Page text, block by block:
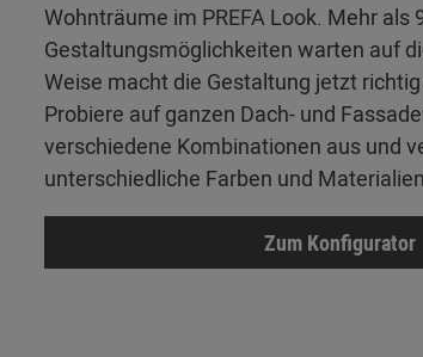
Wohnträume im PREFA Look. Mehr als
Gestaltungsmöglichkeiten warten auf
Weise macht die Gestaltung jetzt
Probiere auf ganzen Dach- und
verschiedene Kombinationen aus und
unterschiedliche Farben und
Zum Konfigurator